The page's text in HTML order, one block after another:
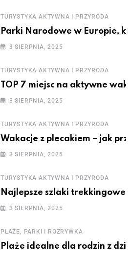
TURYSTYKA AKTYWNA I PRZYRODA
Parki Narodowe w Europie,
3 SIERPNIA, 2025
TURYSTYKA AKTYWNA I PRZYRODA
TOP 7 miejsc na aktywne
3 SIERPNIA, 2025
TURYSTYKA AKTYWNA I PRZYRODA
Wakacje z plecakiem – jak
3 SIERPNIA, 2025
TURYSTYKA AKTYWNA I PRZYRODA
Najlepsze szlaki trekkingowe
3 SIERPNIA, 2025
PLAŻE, PARKI I ROZRYWKA
Plaże idealne dla rodzin z